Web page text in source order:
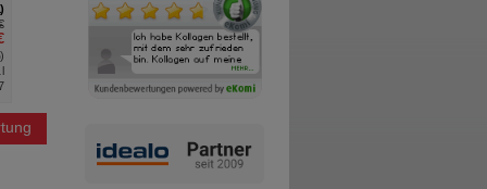
)
l
UVP
37,95 €
Unser Preis* 26,49 €
Sie sparen 11,46 €
529,80 €pro 1 l